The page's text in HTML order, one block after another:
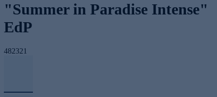
"Summer in Paradise Intense"
EdP
482321